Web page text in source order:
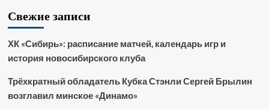
Свежие записи
ХК «Сибирь»: расписание матчей, календарь игр и
история новосибирского клуба
Трёхкратный обладатель Кубка Стэнли Сергей Брылин
возглавил минское «Динамо»